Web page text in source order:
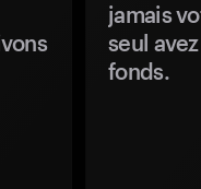
jamais
seul
fonds.